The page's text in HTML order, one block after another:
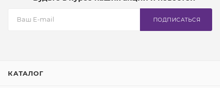
ПОДПИСАТЬСЯ
КАТАЛОГ